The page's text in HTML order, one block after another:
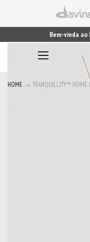
Bem-vinda
HOME TRANQUILLITY™ HOME
o
final